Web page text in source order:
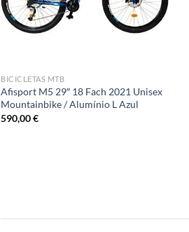
BICICLETAS MTB
Afisport M5 29″ 18 Fach 2021 Unisex
Mountainbike / Alumínio L Azul
590,00€